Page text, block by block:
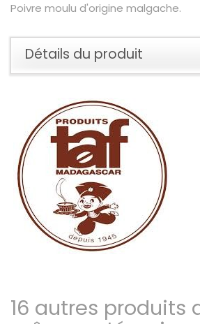
Poivre moulu d'origine malgache.
Détails du produit
16 autres produits